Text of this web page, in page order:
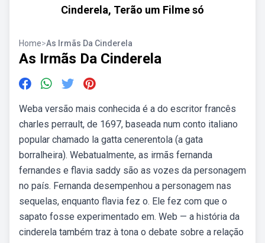
Cinderela, Terão um Filme só
Home>As Irmãs Da Cinderela
As Irmãs Da Cinderela
Weba versão mais conhecida é a do escritor francês
charles perrault, de 1697, baseada num conto italiano
popular chamado la gatta cenerentola (a gata
borralheira). Webatualmente, as irmãs fernanda
fernandes e flavia saddy são as vozes da personagem
no país. Fernanda desempenhou a personagem nas
sequelas, enquanto flavia fez o. Ele fez com que o
sapato fosse experimentado em. Web — a história da
cinderela também traz à tona o debate sobre a relação